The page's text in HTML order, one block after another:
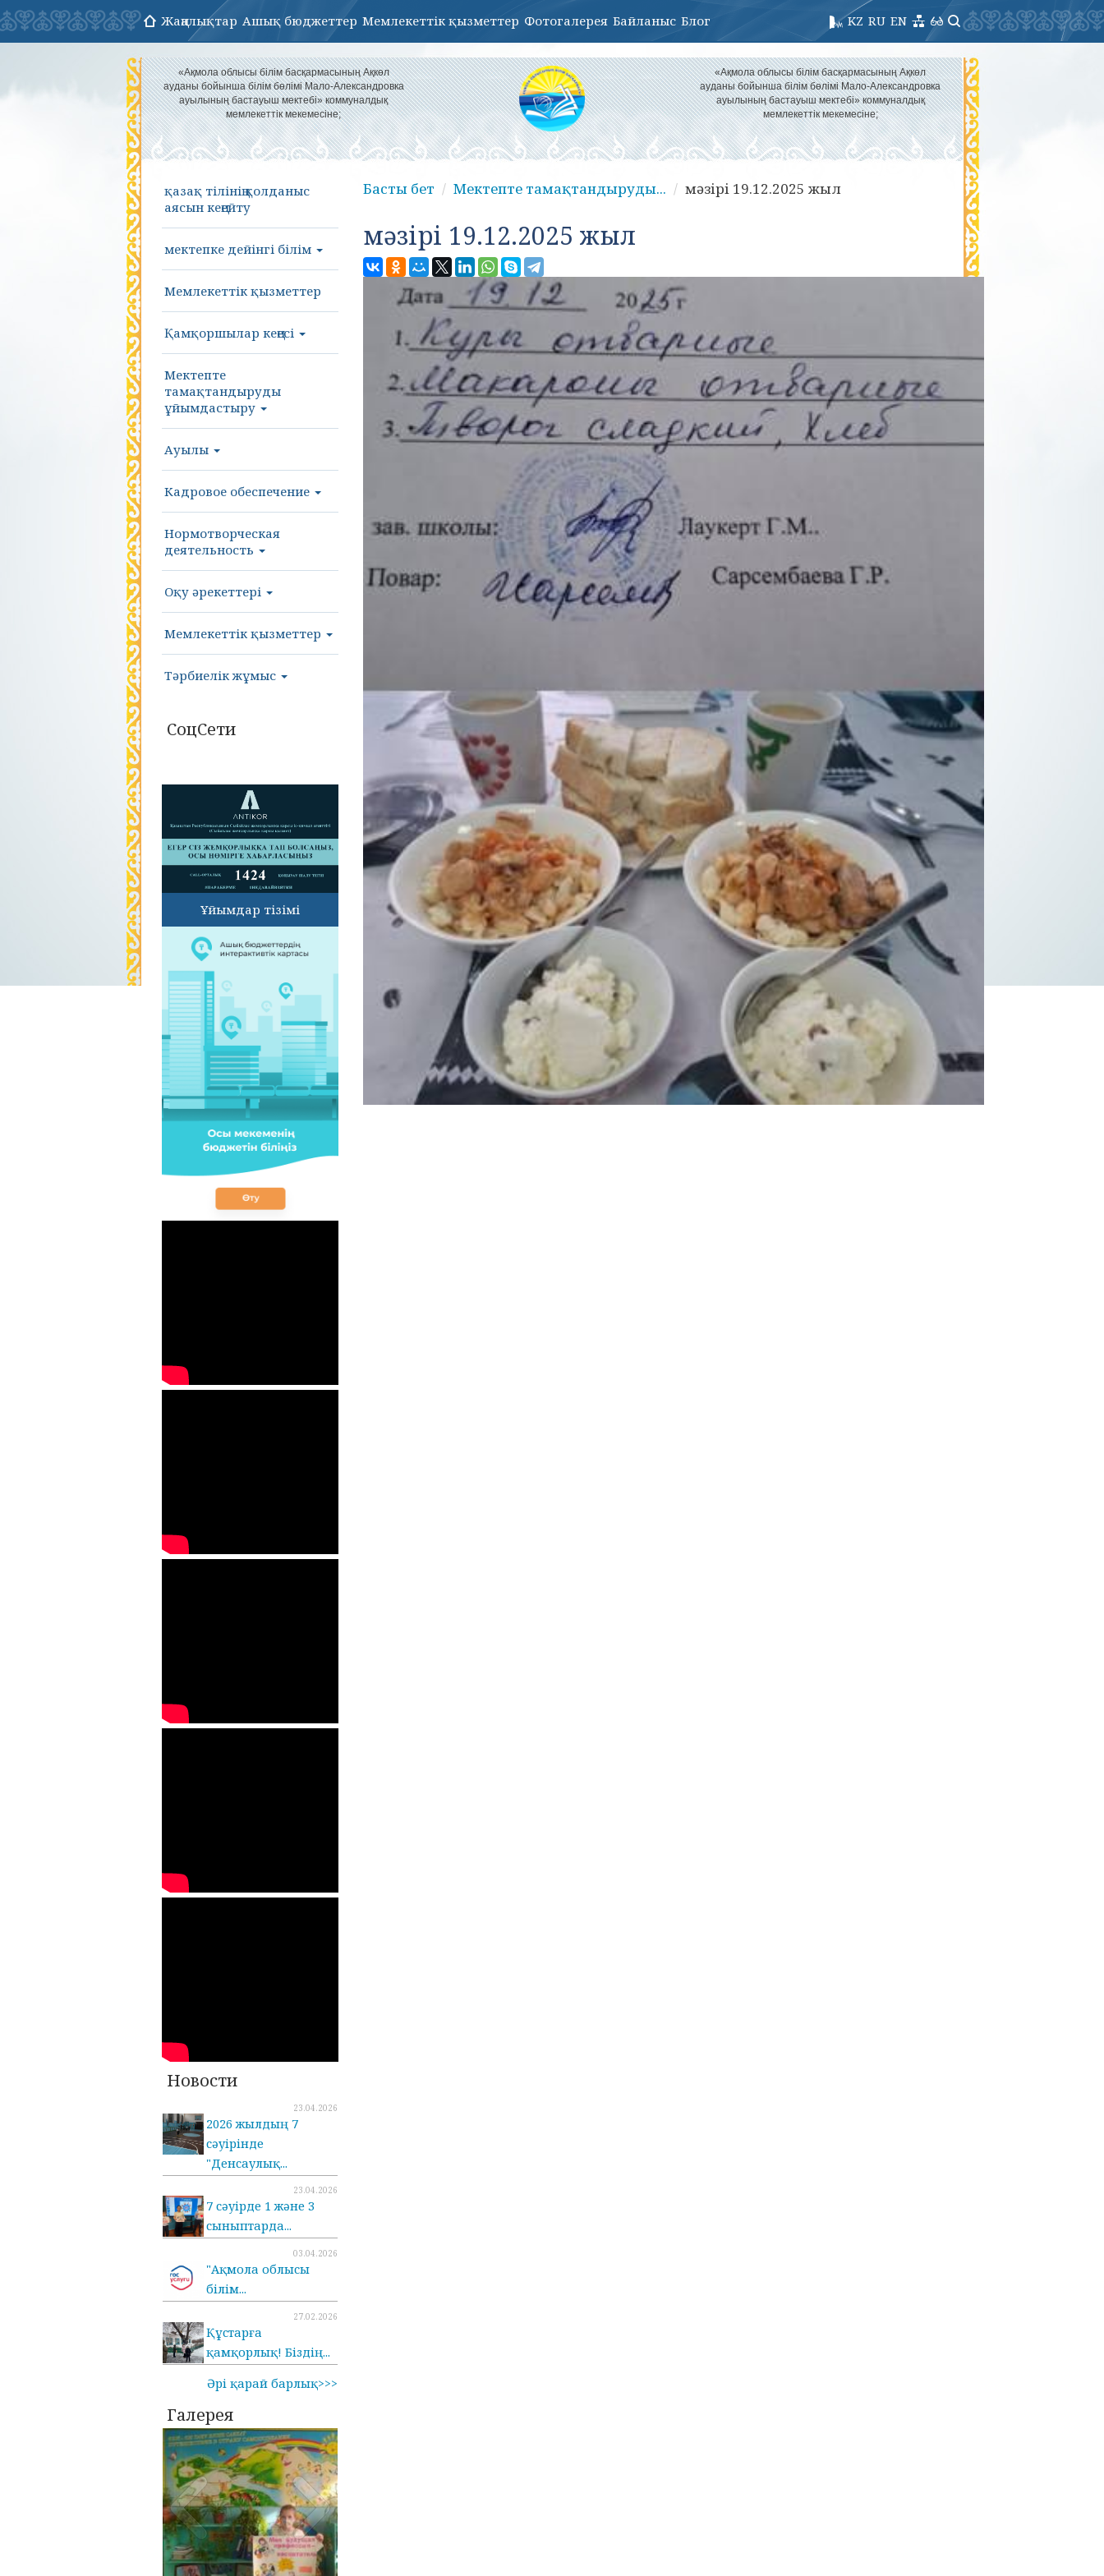
Жаңалықтар Ашық бюджеттер Мемлекеттік қызметтер Фотогалерея Байланыс Блог EN
RU
KZ
«Ақмола облысы білім басқармасының Ақкөл
ауданы бойынша білім бөлімі Мало-Александровка
ауылының бастауыш мектебі» коммуналдық
мемлекеттік мекемесіне;
«Ақмола облысы білім басқармасының Ақкөл
ауданы бойынша білім бөлімі Мало-Александровка
ауылының бастауыш мектебі» коммуналдық
мемлекеттік мекемесіне;
қазақ тілінің қолданыс
аясын кеңейту
мектепке дейінгі білім
Мемлекеттік қызметтер
Қамқоршылар кеңесі
Мектепте
тамақтандыруды
ұйымдастыру
Ауылы
Кадровое обеспечение
Нормотворческая
деятельность
Оқу әрекеттері
Мемлекеттік қызметтер
Тәрбиелік жұмыс
СоцСети
Ұйымдар тізімі
Новости
23.04.2026
2026 жылдың 7
сәуірінде
"Денсаулық...
23.04.2026
7 сәуірде 1 және 3
сыныптарда...
03.04.2026
"Ақмола облысы
білім...
27.02.2026
Құстарға
қамқорлық! Біздің...
Әрі қарай барлық>>>
Галерея
Басты бет Мектепте тамақтандыруды... мәзірі 19.12.2025 жыл
мәзірі 19.12.2025 жыл